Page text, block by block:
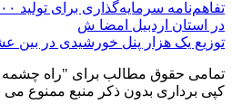
در استان اردبیل امضا ش
توزیع یک هزار پنل خورشیدی در بین
تمامی حقوق مطالب برای "راه
کپی برداری بدون ذکر منبع ممنوع می